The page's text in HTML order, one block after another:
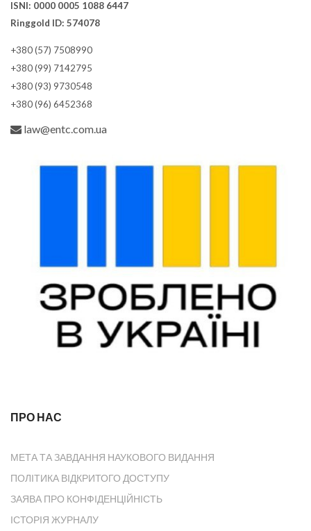
ISNI: 0000 0005 1088 6447
Ringgold ID: 574078
+380 (57) 7508990
+380 (99) 7142795
+380 (93) 9730548
+380 (96) 6452368
law@entc.com.ua
ПРО НАС
МЕТА ТА ЗАВДАННЯ НАУКОВОГО ВИДАННЯ
ПОЛІТИКА ВІДКРИТОГО ДОСТУПУ
ЗАЯВА ПРО КОНФІДЕНЦІЙНІСТЬ
ІСТОРІЯ ЖУРНАЛУ